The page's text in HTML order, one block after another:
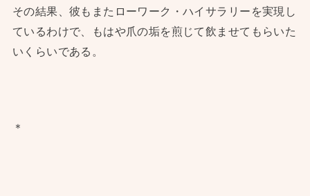
その結果、彼もまたローワーク・ハイサラリーを実現し
ているわけで、もはや爪の垢を煎じて飲ませてもらいた
いくらいである。
＊